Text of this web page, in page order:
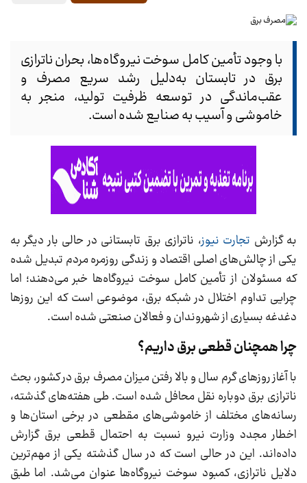
با وجود تأمین کامل سوخت نیروگاه‌ها، بحران ناترازی
برق در تابستان به‌دلیل رشد سریع مصرف و
عقب‌ماندگی در توسعه ظرفیت تولید، منجر به
خاموشی‌ و آسیب به صنایع شده است.
به گزارش تجارت نیوز، ناترازی برق تابستانی در حالی بار دیگر به
یکی از چالش‌های اصلی اقتصاد و زندگی روزمره مردم تبدیل شده
که مسئولان از تأمین کامل سوخت نیروگاه‌ها خبر می‌دهند؛ اما
چرایی تداوم اختلال در شبکه برق، موضوعی است که این روزها
دغدغه بسیاری از شهروندان و فعالان صنعتی شده است.
چرا همچنان قطعی برق داریم؟
با آغاز روزهای گرم سال و بالا رفتن میزان مصرف برق در کشور، بحث
ناترازی برق دوباره نقل محافل شده است. طی هفته‌های گذشته،
رسانه‌های مختلف از خاموشی‌های مقطعی در برخی استان‌ها و
اخطار مجدد وزارت نیرو نسبت به احتمال قطعی برق گزارش
داده‌اند. این در حالی است که در سال گذشته یکی از مهم‌ترین
دلایل ناترازی، کمبود سوخت نیروگاه‌ها عنوان می‌شد. اما طبق